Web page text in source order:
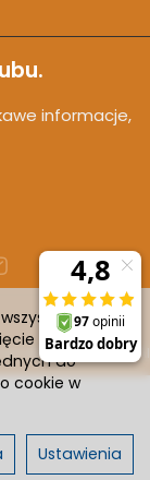
informacje,
SOTESHOP AI
“Odmowa”
do
cookie w
Ustawienia